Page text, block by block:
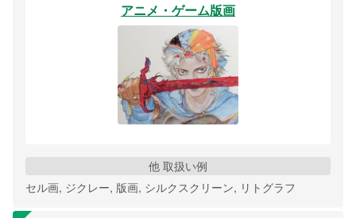
アニメ・ゲーム版画
他 取扱い例
セル画, ジクレー, 版画, シルクスクリーン, リトグラフ